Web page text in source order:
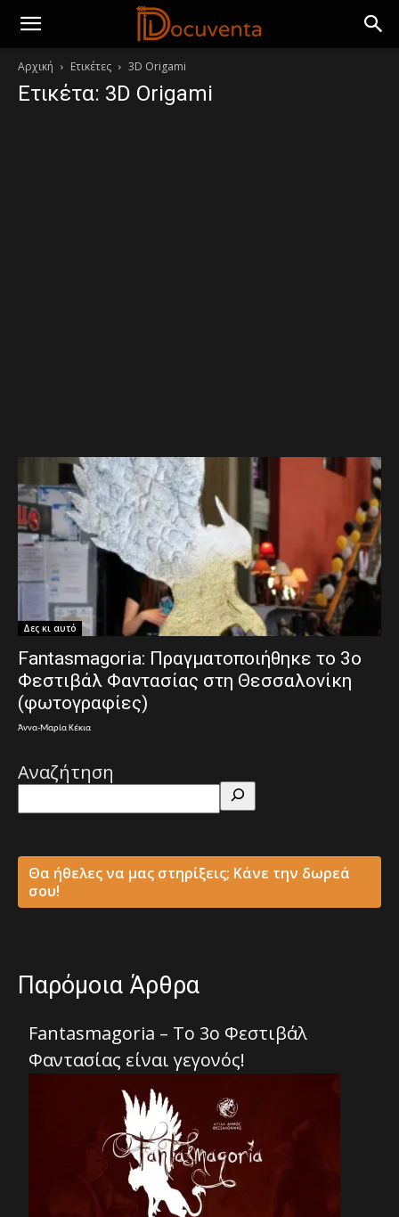
Αρχική Ετικέτες 3D Origami
Ετικέτα: 3D Origami
Δες κι αυτό
Fantasmagoria: Πραγματοποιήθηκε το 3ο
Φεστιβάλ Φαντασίας στη Θεσσαλονίκη
(φωτογραφίες)
Άννα-Μαρία Κέκια
Αναζήτηση
Θα ήθελες να μας στηρίξεις; Κάνε την δωρεά
σου!
Παρόμοια Άρθρα
Fantasmagoria – Το 3ο Φεστιβάλ
Φαντασίας είναι γεγονός!